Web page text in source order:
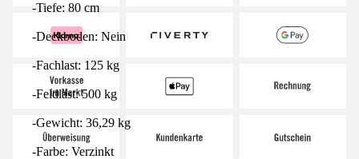
-Tiefe: 80 cm
-Deckboden: Nein
-Fachlast: 125 kg
-Feldlast: 500 kg
-Gewicht: 36,29 kg
-Farbe: Verzinkt